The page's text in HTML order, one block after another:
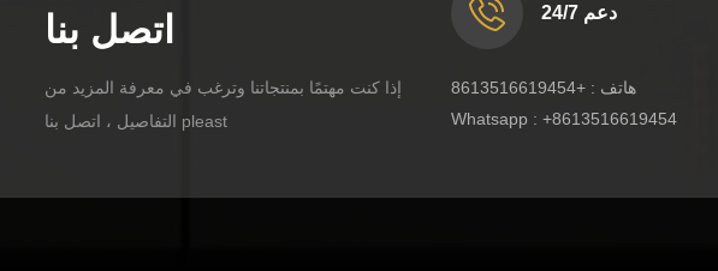
اتصل بنا
إذا كنت مهتمًا بمنتجاتنا وترغب في معرفة المزيد من
التفاصيل ، اتصل بنا pleast
دعم 24/7
هاتف :+8613516619454
Whatsapp : +8613516619454